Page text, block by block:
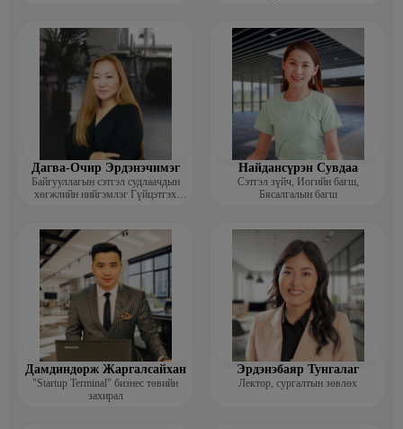
Дагва-Очир Эрдэнэчимэг
Байгууллагын сэтгэл судлаачдын
хөгжлийн нийгэмлэг Гүйцэтгэх
Найдансүрэн Сувдаа
Сэтгэл зүйч, Иогийн багш,
Бясалгалын багш
Дамдиндорж Жаргалсайхан
"Startup Terminal" бизнес төвийн
захирал
Эрдэнэбаяр Тунгалаг
Лектор, сургалтын зөвлөх